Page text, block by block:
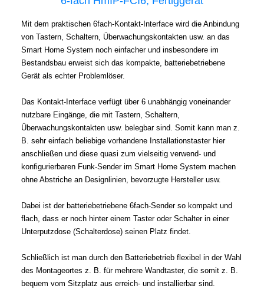
Mit dem praktischen 6fach-Kontakt-Interface wird die Anbindung
von Tastern, Schaltern, Überwachungskontakten usw. an das
Smart Home System noch einfacher und insbesondere im
Bestandsbau erweist sich das kompakte, batteriebetriebene
Gerät als echter Problemlöser.
Das Kontakt-Interface verfügt über 6 unabhängig voneinander
nutzbare Eingänge, die mit Tastern, Schaltern,
Überwachungskontakten usw. belegbar sind. Somit kann man z.
B. sehr einfach beliebige vorhandene Installationstaster hier
anschließen und diese quasi zum vielseitig verwend- und
konfigurierbaren Funk-Sender im Smart Home System machen
ohne Abstriche an Designlinien, bevorzugte Hersteller usw.
Dabei ist der batteriebetriebene 6fach-Sender so kompakt und
flach, dass er noch hinter einem Taster oder Schalter in einer
Unterputzdose (Schalterdose) seinen Platz findet.
Schließlich ist man durch den Batteriebetrieb flexibel in der Wahl
des Montageortes z. B. für mehrere Wandtaster, die somit z. B.
bequem vom Sitzplatz aus erreich- und installierbar sind.